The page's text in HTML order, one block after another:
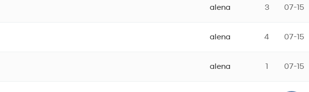
alena 3 07-15
alena 4 07-15
alena 07-15